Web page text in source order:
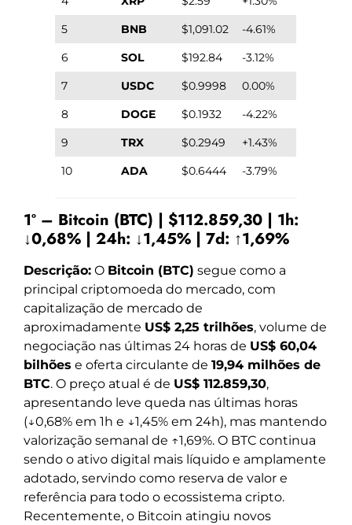
5
BNB $1,091.02
-4.61%
6
SOL $192.84
-3.12%
7
USDC $0.9998
0.00%
8
DOGE $0.1932
-4.22%
9
TRX $0.2949
+1.43%
10
ADA $0.6444 -3.79%
1º – Bitcoin (BTC) | $112.859,30 | 1h:
↓0,68% | 24h: ↓1,45% | 7d: ↑1,69%
Descrição: O Bitcoin (BTC) segue como a
principal criptomoeda do mercado, com
capitalização de mercado de
aproximadamente US$ 2,25 trilhões, volume de
negociação nas últimas 24 horas de US$ 60,04
bilhões e oferta circulante de 19,94 milhões de
BTC. O preço atual é de US$ 112.859,30,
apresentando leve queda nas últimas horas
(↓0,68% em 1h e ↓1,45% em 24h), mas mantendo
valorização semanal de ↑1,69%. O BTC continua
sendo o ativo digital mais líquido e amplamente
adotado, servindo como reserva de valor e
referência para todo o ecossistema cripto.
Recentemente, o Bitcoin atingiu novos